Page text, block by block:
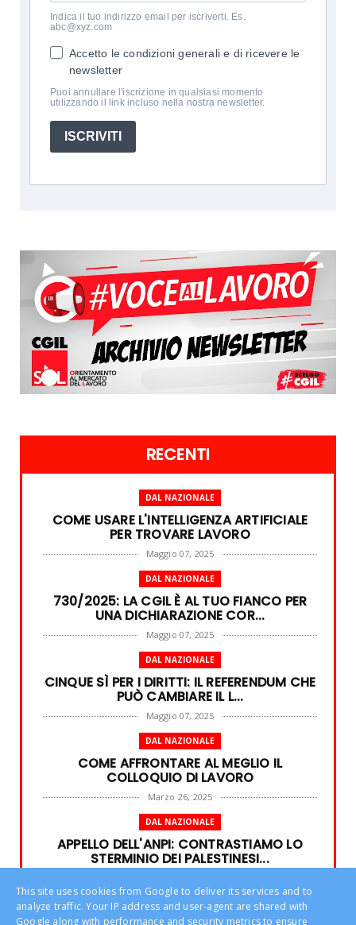
Indica il tuo indirizzo email per iscriverti. Es.
abc@xyz.com
Accetto le condizioni generali e di ricevere le
newsletter
Puoi annullare l'iscrizione in qualsiasi momento
utilizzando il link incluso nella nostra newsletter.
ISCRIVITI
RECENTI
DAL NAZIONALE
COME USARE L'INTELLIGENZA ARTIFICIALE
PER TROVARE LAVORO
Maggio 07, 2025
DAL NAZIONALE
730/2025: LA CGIL È AL TUO FIANCO PER
UNA DICHIARAZIONE COR...
Maggio 07, 2025
DAL NAZIONALE
CINQUE SÌ PER I DIRITTI: IL REFERENDUM CHE
PUÒ CAMBIARE IL L...
Maggio 07, 2025
DAL NAZIONALE
COME AFFRONTARE AL MEGLIO IL
COLLOQUIO DI LAVORO
Marzo 26, 2025
DAL NAZIONALE
APPELLO DELL'ANPI: CONTRASTIAMO LO
STERMINIO DEI PALESTINESI...
DAL NAZIONALE
This site uses cookies from Google to deliver its services and to
analyze traffic. Your IP address and user-agent are shared with
Google along with performance and security metrics to ensure